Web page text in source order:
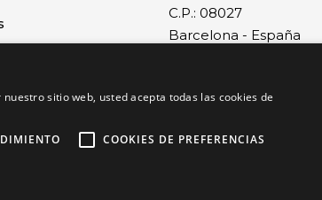
C.P.: 08027
Barcelona - España
Monlau, 29 - C.P.: 08027
sitio web, usted acepta todas las cookies de
COOKIES DE PREFERENCIAS